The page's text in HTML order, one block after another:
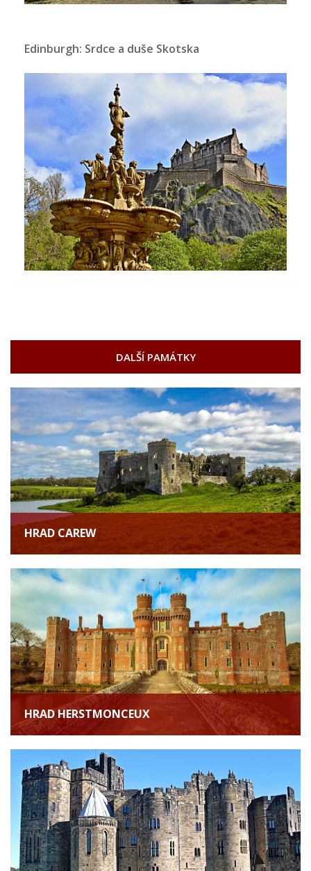
Edinburgh: Srdce a duše Skotska
DALŠÍ PAMÁTKY
HRAD CAREW
HRAD HERSTMONCEUX